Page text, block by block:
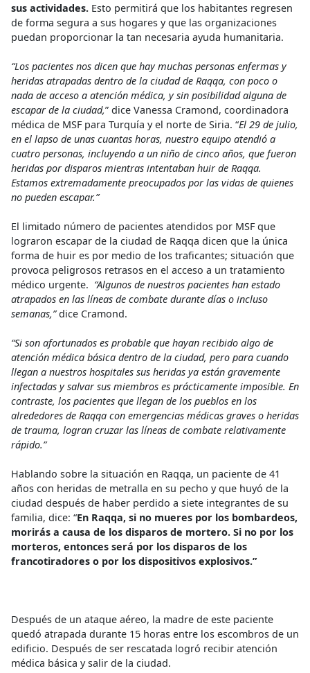
sus actividades. Esto permitirá que los habitantes regresen
de forma segura a sus hogares y que las organizaciones
puedan proporcionar la tan necesaria ayuda humanitaria.
“Los pacientes nos dicen que hay muchas personas enfermas y
heridas atrapadas dentro de la ciudad de Raqqa, con poco o
nada de acceso a atención médica, y sin posibilidad alguna de
escapar de la ciudad,” dice Vanessa Cramond, coordinadora
médica de MSF para Turquía y el norte de Siria. “El 29 de julio,
en el lapso de unas cuantas horas, nuestro equipo atendió a
cuatro personas, incluyendo a un niño de cinco años, que fueron
heridas por disparos mientras intentaban huir de Raqqa.
Estamos extremadamente preocupados por las vidas de quienes
no pueden escapar.”
El limitado número de pacientes atendidos por MSF que
lograron escapar de la ciudad de Raqqa dicen que la única
forma de huir es por medio de los traficantes; situación que
provoca peligrosos retrasos en el acceso a un tratamiento
médico urgente. “Algunos de nuestros pacientes han estado
atrapados en las líneas de combate durante días o incluso
semanas,”dice Cramond.
“Si son afortunados es probable que hayan recibido algo de
atención médica básica dentro de la ciudad, pero para cuando
llegan a nuestros hospitales sus heridas ya están gravemente
infectadas y salvar sus miembros es prácticamente imposible. En
contraste, los pacientes que llegan de los pueblos en los
alrededores de Raqqa con emergencias médicas graves o heridas
de trauma, logran cruzar las líneas de combate relativamente
rápido.”
Hablando sobre la situación en Raqqa, un paciente de 41
años con heridas de metralla en su pecho y que huyó de la
ciudad después de haber perdido a siete integrantes de su
familia, dice: “En Raqqa, si no mueres por los bombardeos,
morirás a causa de los disparos de mortero. Si no por los
morteros, entonces será por los disparos de los
francotiradores o por los dispositivos explosivos.”
Después de un ataque aéreo, la madre de este paciente
quedó atrapada durante 15 horas entre los escombros de un
edificio. Después de ser rescatada logró recibir atención
médica básica y salir de la ciudad.